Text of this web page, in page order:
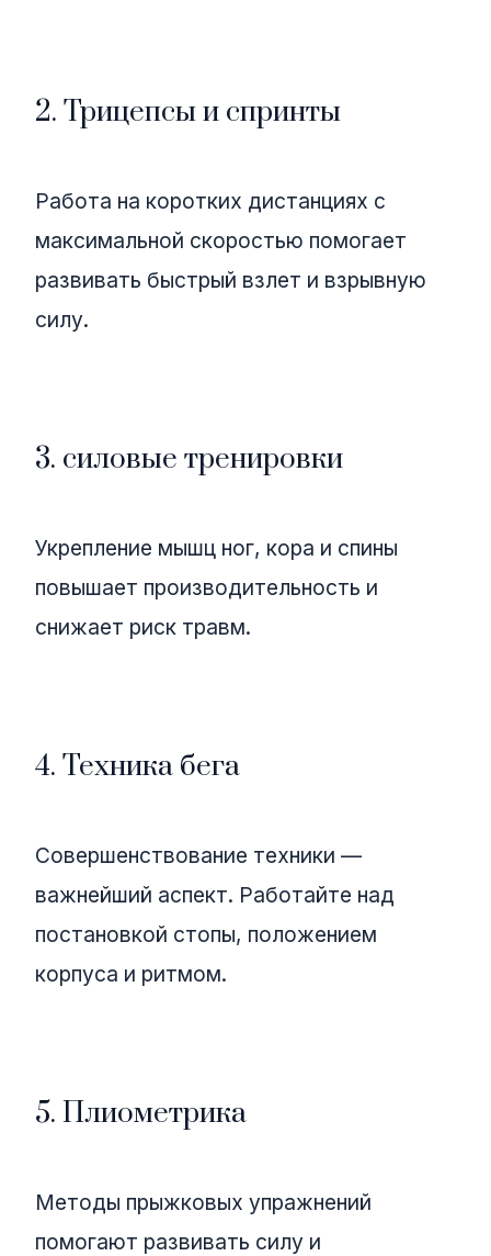
2. Трицепсы и спринты
Работа на коротких дистанциях с
максимальной скоростью помогает
развивать быстрый взлет и взрывную
силу.
3. силовые тренировки
Укрепление мышц ног, кора и спины
повышает производительность и
снижает риск травм.
4. Техника бега
Совершенствование техники —
важнейший аспект. Работайте над
постановкой стопы, положением
корпуса и ритмом.
5. Плиометрика
Методы прыжковых упражнений
помогают развивать силу и